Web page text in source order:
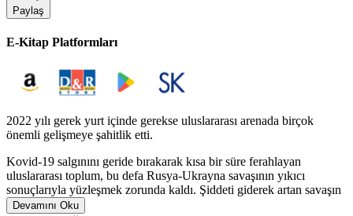
Paylaş
E-Kitap Platformları
2022 yılı gerek yurt içinde gerekse uluslararası arenada birçok
önemli gelişmeye şahitlik etti.
Kovid-19 salgınını geride bırakarak kısa bir süre ferahlayan
uluslararası toplum, bu defa Rusya-Ukrayna savaşının yıkıcı
sonuçlarıyla yüzleşmek zorunda kaldı. Şiddeti giderek artan savaşın
ekonomik etkileri, enerji fiyatlarının ve dolayısıyla enflasyon
Devamını Oku